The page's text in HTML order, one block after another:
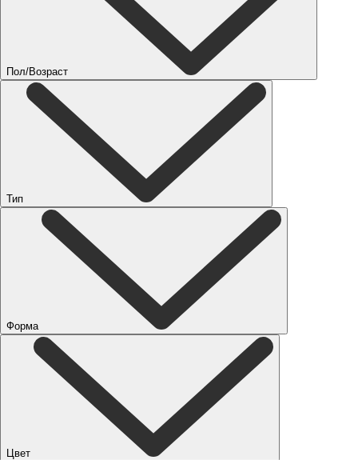
Пол/Возраст
Тип
Форма
Цвет